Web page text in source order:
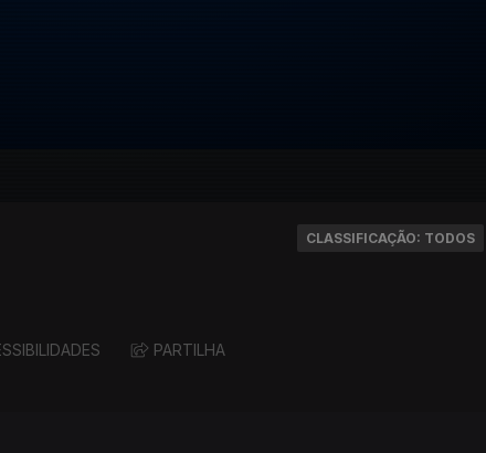
CLASSIFICAÇÃO: TODOS
PARTILHA